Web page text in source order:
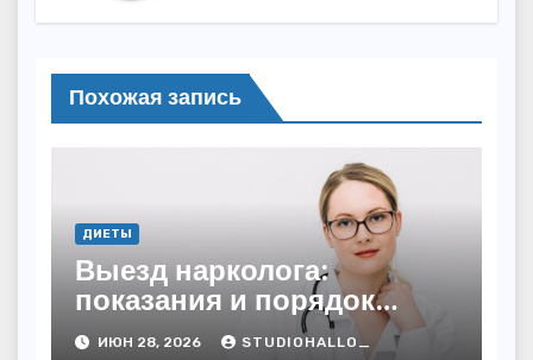
Похожая запись
ДИЕТЫ
Выезд нарколога:
показания и порядок
проведения осмотра и
ИЮН 28, 2026 STUDIOHALLO_